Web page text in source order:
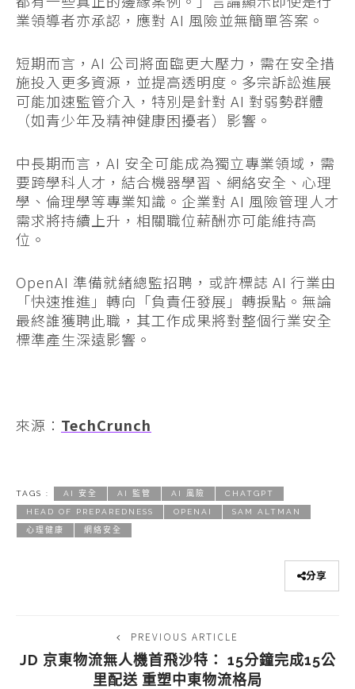
業領導者亦承認，應對 AI 風險並無簡單答案。
短期而言，AI 公司將面臨更大壓力，需在安全措
施投入更多資源，並提高透明度。多宗訴訟進展
可能加速監管介入，特別是針對 AI 對弱勢群體
（如青少年及精神健康困擾者）影響。
中長期而言，AI 安全可能成為獨立專業領域，需
要跨學科人才，結合機器學習、網絡安全、心理
學、倫理學等專業知識。企業對 AI 風險管理人才
需求將持續上升，相關職位薪酬亦可能維持高
位。
OpenAI 準備就緒總監招聘，或許標誌 AI 行業由
「快速推進」轉向「負責任發展」轉捩點。無論
最終誰獲聘此職，其工作成果將對整個行業安全
標準產生深遠影響。
來源： TechCrunch
TAGS : AI 安全 AI 監管 AI 風險 CHATGPT
HEAD OF PREPAREDNESS OPENAI SAM ALTMAN
心理健康 網絡安全
分享
PREVIOUS ARTICLE
JD 京東物流無人機首飛沙特： 15分鐘完成15公
里配送 重塑中東物流格局